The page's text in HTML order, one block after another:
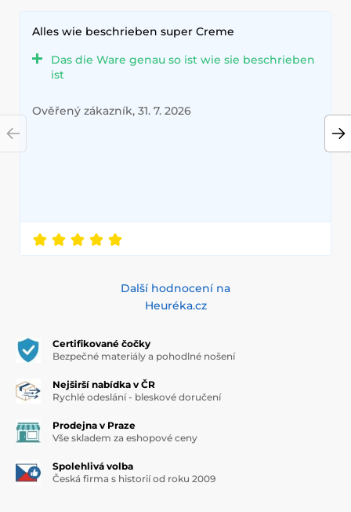
Alles wie beschrieben super Creme
Das die Ware genau so ist wie sie beschrieben
ist
Ověřený zákazník, 31. 7. 2026
Další hodnocení na
Heuréka.cz
Certifikované čočky
Bezpečné materiály a pohodlné nošení
Nejširší nabídka v ČR
Rychlé odeslání - bleskové doručení
Prodejna v Praze
Vše skladem za eshopové ceny
Spolehlivá volba
Česká firma s historií od roku 2009